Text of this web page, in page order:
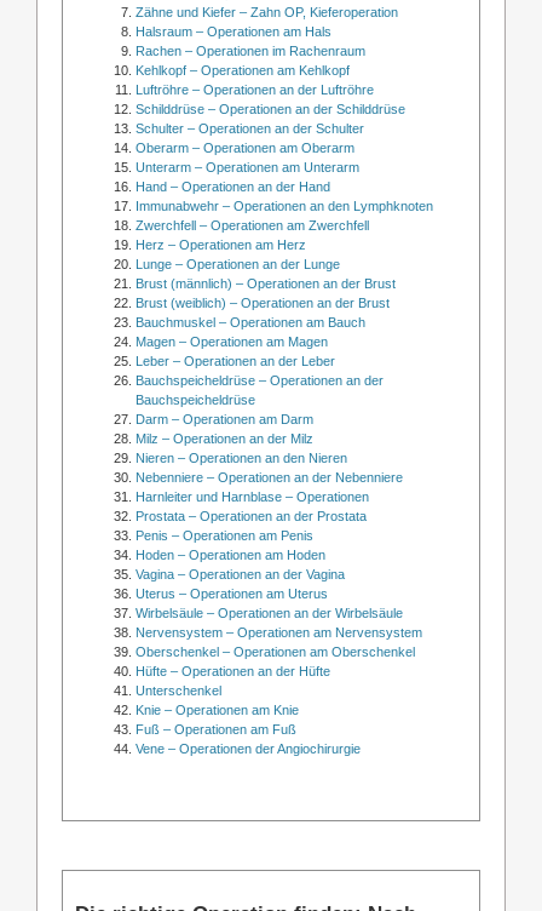
Zähne und Kiefer – Zahn OP, Kieferoperation
Halsraum – Operationen am Hals
Rachen – Operationen im Rachenraum
Kehlkopf – Operationen am Kehlkopf
Luftröhre – Operationen an der Luftröhre
Schilddrüse – Operationen an der Schilddrüse
Schulter – Operationen an der Schulter
Oberarm – Operationen am Oberarm
Unterarm – Operationen am Unterarm
Hand – Operationen an der Hand
Immunabwehr – Operationen an den Lymphknoten
Zwerchfell – Operationen am Zwerchfell
Herz – Operationen am Herz
Lunge – Operationen an der Lunge
Brust (männlich) – Operationen an der Brust
Brust (weiblich) – Operationen an der Brust
Bauchmuskel – Operationen am Bauch
Magen – Operationen am Magen
Leber – Operationen an der Leber
Bauchspeicheldrüse – Operationen an der
Bauchspeicheldrüse
Darm – Operationen am Darm
Milz – Operationen an der Milz
Nieren – Operationen an den Nieren
Nebenniere – Operationen an der Nebenniere
Harnleiter und Harnblase – Operationen
Prostata – Operationen an der Prostata
Penis – Operationen am Penis
Hoden – Operationen am Hoden
Vagina – Operationen an der Vagina
Uterus – Operationen am Uterus
Wirbelsäule – Operationen an der Wirbelsäule
Nervensystem – Operationen am Nervensystem
Oberschenkel – Operationen am Oberschenkel
Hüfte – Operationen an der Hüfte
Unterschenkel
Knie – Operationen am Knie
Fuß – Operationen am Fuß
Vene – Operationen der Angiochirurgie